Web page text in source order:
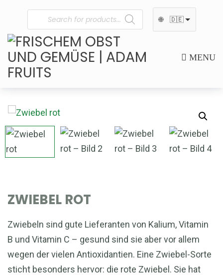
MENU
🌐 🇩🇪
ZWIEBEL ROT
Zwiebeln sind gute Lieferanten von Kalium, Vitamin
B und Vitamin C – gesund sind sie aber vor allem
wegen der vielen Antioxidantien. Eine Zwiebel-Sorte
sticht besonders hervor: die rote Zwiebel. Sie hat